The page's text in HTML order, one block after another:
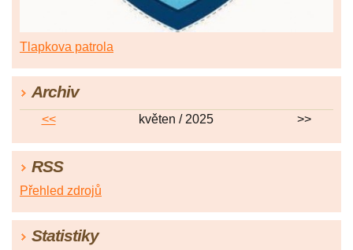
Tlapkova patrola
Archiv
<< květen / 2025 >>
RSS
Přehled zdrojů
Statistiky